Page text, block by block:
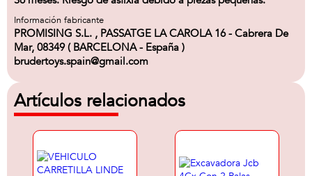
Información fabricante
PROMISING S.L. , PASSATGE LA CAROLA 16 - Cabrera De
Mar, 08349 ( BARCELONA - España )
brudertoys.spain@gmail.com
Artículos relacionados